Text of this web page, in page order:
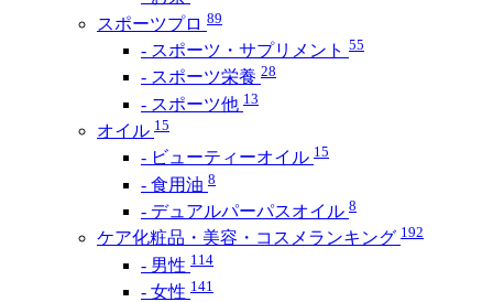
スポーツプロ 89
- スポーツ・サプリメント 55
- スポーツ栄養 28
- スポーツ他 13
オイル 15
- ビューティーオイル 15
- 食用油 8
- デュアルパーパスオイル 8
ケア化粧品・美容・コスメランキング 192
- 男性 114
- 女性 141